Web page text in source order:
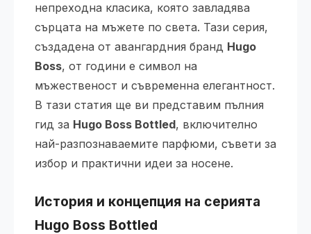
непреходна класика, която завладява
сърцата на мъжете по света. Тази серия,
създадена от авангардния бранд Hugo
Boss, от години е символ на
мъжественост и съвременна елегантност.
В тази статия ще ви представим пълния
гид за Hugo Boss Bottled, включително
най-разпознаваемите парфюми, съвети за
избор и практични идеи за носене.
История и концепция на серията
Hugo Boss Bottled